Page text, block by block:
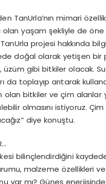
TanUrla’nın mimari
yaşam şekliyle de öne
projesi hakkında
doğal olarak yetişen bir
gibi bitkiler olacak.
da toplayıp arıtarak
bitkiler ve çim
olmasını istiyoruz.
diye konuştu.
bilinçlendirdiğini
malzeme özellikleri